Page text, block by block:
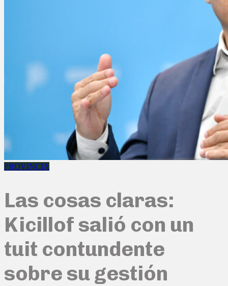
PROVINCIA
Las cosas claras:
Kicillof salió con un
tuit contundente
sobre su gestión